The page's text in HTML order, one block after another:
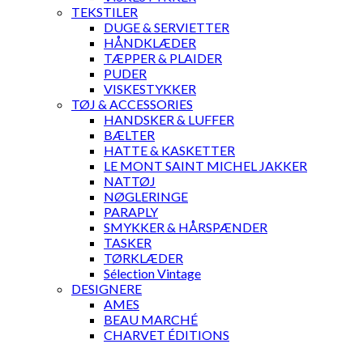
TEKSTILER
DUGE & SERVIETTER
HÅNDKLÆDER
TÆPPER & PLAIDER
PUDER
VISKESTYKKER
TØJ & ACCESSORIES
HANDSKER & LUFFER
BÆLTER
HATTE & KASKETTER
LE MONT SAINT MICHEL JAKKER
NATTØJ
NØGLERINGE
PARAPLY
SMYKKER & HÅRSPÆNDER
TASKER
TØRKLÆDER
Sélection Vintage
DESIGNERE
AMES
BEAU MARCHÉ
CHARVET ÉDITIONS